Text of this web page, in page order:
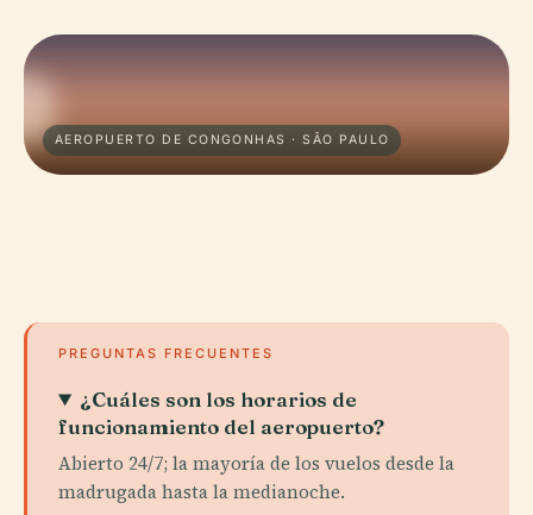
AEROPUERTO DE CONGONHAS · SÃO PAULO
PREGUNTAS FRECUENTES
¿Cuáles son los horarios de
funcionamiento del aeropuerto?
Abierto 24/7; la mayoría de los vuelos desde la
madrugada hasta la medianoche.